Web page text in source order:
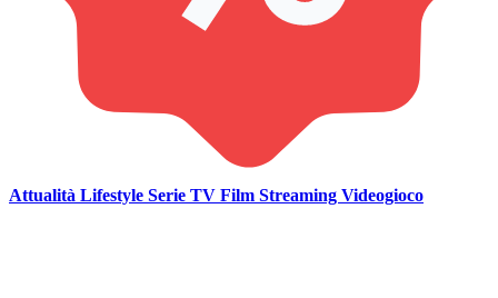
Attualità Lifestyle Serie TV Film Streaming Videogioco